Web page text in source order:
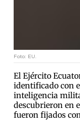
Foto: EU.
El Ejército
identificado con
inteligencia
descubrieron en
fueron fijados